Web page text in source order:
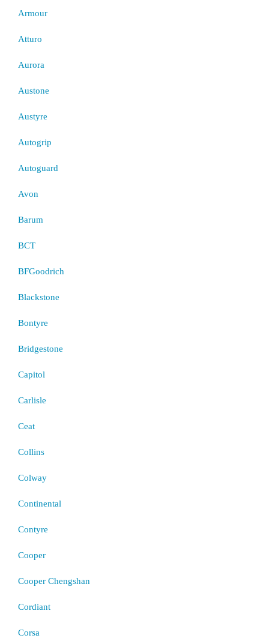
Armour
Atturo
Aurora
Austone
Austyre
Autogrip
Autoguard
Avon
Barum
BCT
BFGoodrich
Blackstone
Bontyre
Bridgestone
Capitol
Carlisle
Ceat
Collins
Colway
Continental
Contyre
Cooper
Cooper Chengshan
Cordiant
Corsa